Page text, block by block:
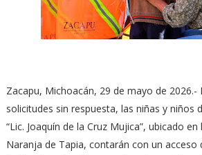
Zacapu, Michoacán, 29 de mayo de 2026.-
solicitudes sin respuesta, las niñas y niños
“Lic. Joaquín de la Cruz Mujica”, ubicado
Naranja de Tapia, contarán con un acceso